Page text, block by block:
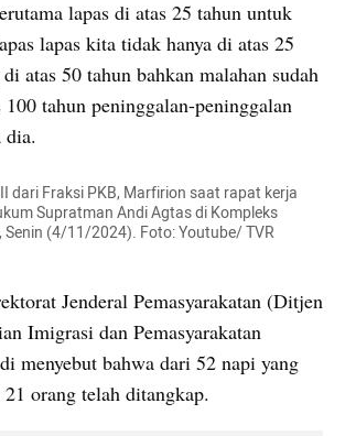
lapas di atas 25 tahun untuk
lapas kita tidak hanya di atas 25
atas 50 tahun bahkan malahan sudah
100 tahun peninggalan-peninggalan
dia.
dari Fraksi PKB, Marfirion saat rapat kerja
Supratman Andi Agtas di Kompleks
Senin (4/11/2024). Foto: Youtube/ TVR
Jenderal Pemasyarakatan (Ditjen
Imigrasi dan Pemasyarakatan
menyebut bahwa dari 52 napi yang
21 orang telah ditangkap.